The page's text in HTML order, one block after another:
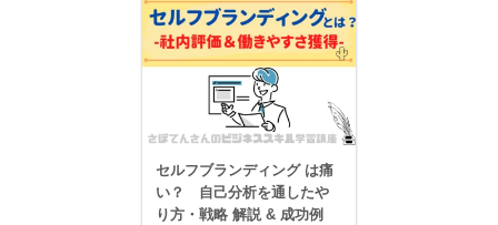
セルフブランディング は痛
い？ 自己分析を通したや
り方・戦略 解説 & 成功例